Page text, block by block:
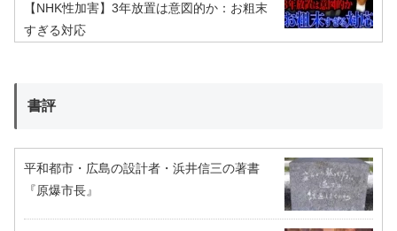
【NHK性加害】3年放置は意図的か：お粗末
すぎる対応
書評
平和都市・広島の設計者・浜井信三の著書
『原爆市長』